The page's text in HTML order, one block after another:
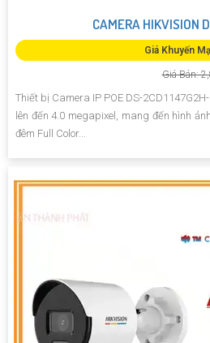
CAMERA HIKVISION
Giá Khuyến
Giá Bán:
Thiết bị Camera IP POE DS-
lên đến 4.0 megapixel, mang đến hình
đêm Full Color...